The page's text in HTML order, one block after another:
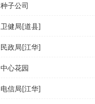
种子公司
卫健局[道县]
民政局[江华]
中心花园
电信局[江华]